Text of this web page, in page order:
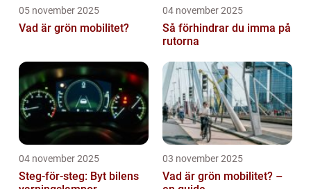
05 november 2025
Vad är grön mobilitet?
04 november 2025
Så förhindrar du imma på
rutorna
04 november 2025
Steg-för-steg: Byt bilens
03 november 2025
Vad är grön mobilitet? –